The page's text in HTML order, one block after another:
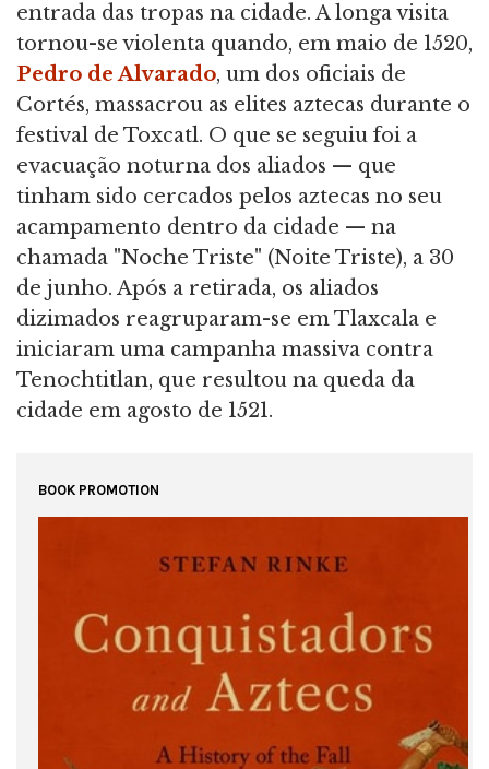
entrada das tropas na cidade. A longa visita
tornou-se violenta quando, em maio de 1520,
Pedro de Alvarado, um dos oficiais de
Cortés, massacrou as elites aztecas durante o
festival de Toxcatl. O que se seguiu foi a
evacuação noturna dos aliados — que
tinham sido cercados pelos aztecas no seu
acampamento dentro da cidade — na
chamada "Noche Triste" (Noite Triste), a 30
de junho. Após a retirada, os aliados
dizimados reagruparam-se em Tlaxcala e
iniciaram uma campanha massiva contra
Tenochtitlan, que resultou na queda da
cidade em agosto de 1521.
BOOK PROMOTION